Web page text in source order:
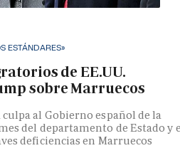
ESTÁNDARES»
de EE.UU.
sobre Marruecos
al Gobierno español de la
del departamento de Estado y
deficiencias en Marruecos